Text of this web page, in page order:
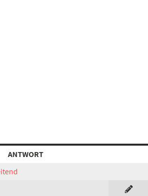
ANTWORT